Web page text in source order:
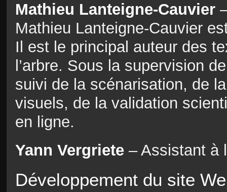
Mathieu Lanteigne-Cauvier
Mathieu Lanteigne-Cauvier
Il est le principal auteur des
l’arbre. Sous la supervision
suivi de la scénarisation, de
visuels, de la validation
en ligne.
Yann Vergriete – Assistant à
Développement du site